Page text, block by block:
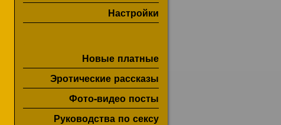
Настройки
Новые платные
Эротические рассказы
Фото-видео посты
Руководства по сексу